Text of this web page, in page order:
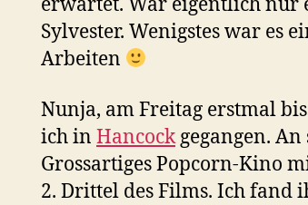
Sylvester. Wenigstes war es
Arbeiten
Nunja, am Freitag erstmal
ich in Hancockgegangen.
Grossartiges Popcorn-Kino
2. Drittel des Films. Ich fand